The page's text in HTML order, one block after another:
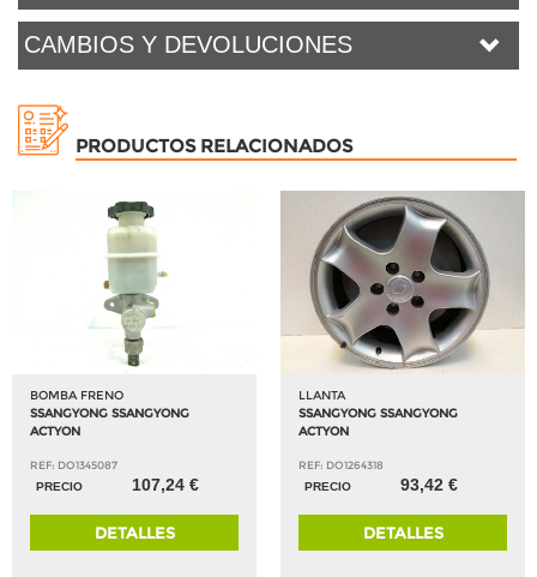
CAMBIOS Y DEVOLUCIONES
PRODUCTOS RELACIONADOS
BOMBA FRENO
SSANGYONG SSANGYONG
ACTYON
REF: DO1345087
PRECIO
107,24 €
DETALLES
LLANTA
SSANGYONG SSANGYONG
ACTYON
REF: DO1264318
PRECIO
93,42 €
DETALLES